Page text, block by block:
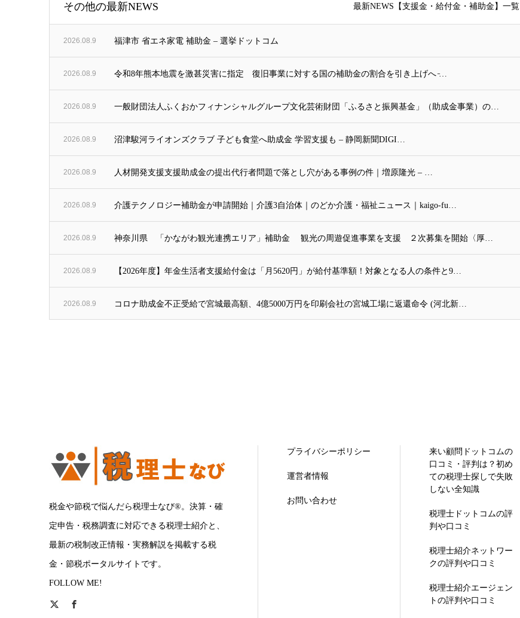
その他の最新NEWS
2026.08.9 福津市 省エネ家電 補助金 – 選挙ドットコム
2026.08.9 令和8年熊本地震を激甚災害に指定 復旧事業に対する国の補助金の割合を引き上げへ ̵…
2026.08.9 一般財団法人ふくおかフィナンシャルグループ文化芸術財団「ふるさと振興基金」（助成金事業）の…
2026.08.9 沼津駿河ライオンズクラブ 子ども食堂へ助成金 学習支援も – 静岡新聞DIGI…
2026.08.9 人材開発支援支援助成金の提出代行者問題で落とし穴がある事例の件｜増原隆光 – …
2026.08.9 介護テクノロジー補助金が申請開始｜介護3自治体｜のどか介護・福祉ニュース｜kaigo-fu…
2026.08.9 神奈川県 「かながわ観光連携エリア」補助金 観光の周遊促進事業を支援 ２次募集を開始〈厚…
2026.08.9 【2026年度】年金生活者支援給付金は「月5620円」が給付基準額！対象となる人の条件と9…
2026.08.9 コロナ助成金不正受給で宮城最高額、4億5000万円を印刷会社の宮城工場に返還命令 (河北新…
最新NEWS【支援金・給付金・補助金】一覧
税金や節税で悩んだら税理士なび®。決算・確
定申告・税務調査に対応できる税理士紹介と、
最新の税制改正情報・実務解説を掲載する税
金・節税ポータルサイトです。
FOLLOW ME!
プライバシーポリシー
運営者情報
お問い合わせ
来い顧問ドットコムの
口コミ・評判は？初め
ての税理士探しで失敗
しない全知識
税理士ドットコムの評
判や口コミ
税理士紹介ネットワー
クの評判や口コミ
税理士紹介エージェン
トの評判や口コミ